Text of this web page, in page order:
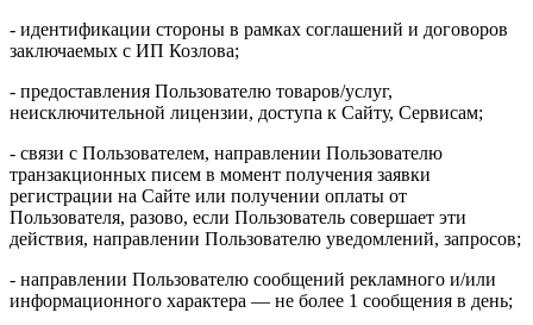
- идентификации стороны в рамках соглашений и договоров
заключаемых с ИП Козлова;
- предоставления Пользователю товаров/услуг,
неисключительной лицензии, доступа к Сайту, Сервисам;
- связи с Пользователем, направлении Пользователю
транзакционных писем в момент получения заявки
регистрации на Сайте или получении оплаты от
Пользователя, разово, если Пользователь совершает эти
действия, направлении Пользователю уведомлений, запросов;
- направлении Пользователю сообщений рекламного и/или
информационного характера — не более 1 сообщения в день;